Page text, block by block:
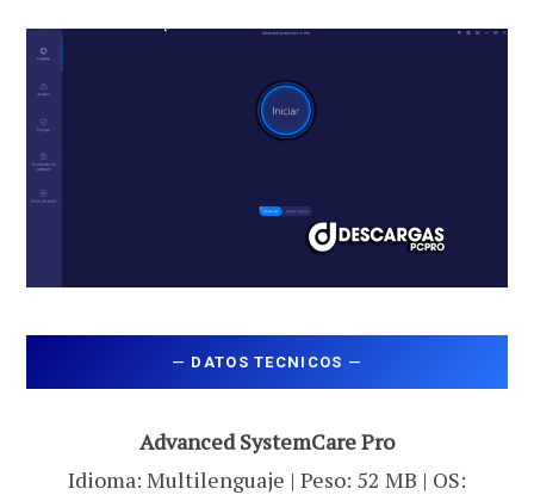
— DATOS TECNICOS —
Advanced SystemCare Pro
Idioma: Multilenguaje | Peso: 52 MB | OS: